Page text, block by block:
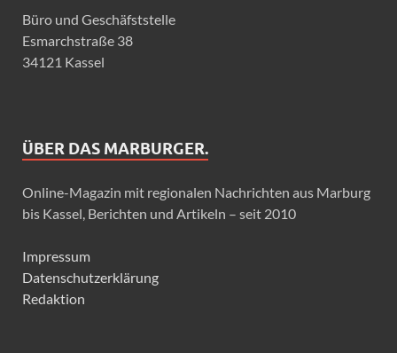
Büro und Geschäfststelle
Esmarchstraße 38
34121 Kassel
ÜBER DAS MARBURGER.
Online-Magazin mit regionalen Nachrichten aus Marburg
bis Kassel, Berichten und Artikeln – seit 2010
Impressum
Datenschutzerklärung
Redaktion